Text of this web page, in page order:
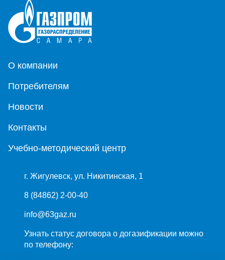
О компании
Потребителям
Новости
Контакты
Учебно-методический центр
г. Жигулевск, ул. Никитинская, 1
8 (84862) 2-00-40
info@63gaz.ru
Узнать статус договора о догазификации можно
по телефону: